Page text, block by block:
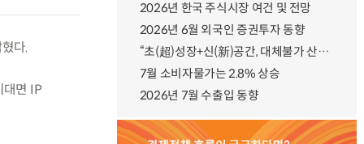
다.
대면 IP
2026년 한국 주식시장 여건 및 전망
2026년 6월 외국인 증권투자 동향
“초(超)성장+신(新)공간, 대체불가 산업강국”
7월 소비자물가는 2.8% 상승
2026년 7월 수출입 동향